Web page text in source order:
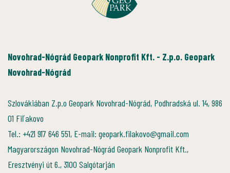
Novohrad-Nógrád Geopark Nonprofit Kft. - Z.p.o. Geopark
Novohrad-Nógrád
Szlovákiában Z.p.o Geopark Novohrad-Nógrád, Podhradská ul. 14, 986
01 Fiľakovo
Tel.: +421 917 646 551, E-mail: geopark.filakovo@gmail.com
Magyarországon Novohrad-Nógrád Geopark Nonprofit Kft.,
Eresztvényi út 6., 3100 Salgótarján